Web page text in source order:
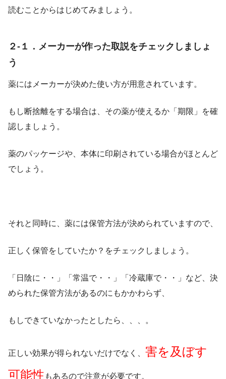
読むことからはじめてみましょう。
２-１．メーカーが作った取説をチェックしましょ
う
薬にはメーカーが決めた使い方が用意されています。
もし断捨離をする場合は、その薬が使えるか「期限」を確
認しましょう。
薬のパッケージや、本体に印刷されている場合がほとんど
でしょう。
それと同時に、薬には保管方法が決められていますので、
正しく保管をしていたか？をチェックしましょう。
「日陰に・・」「常温で・・」「冷蔵庫で・・」など、決
められた保管方法があるのにもかかわらず、
もしできていなかったとしたら、、、。
正しい効果が得られないだけでなく、 害を及ぼす
可能性 もあるので注意が必要です。